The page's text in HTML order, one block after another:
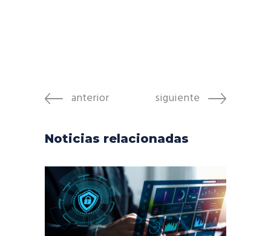
anterior siguiente
Noticias relacionadas